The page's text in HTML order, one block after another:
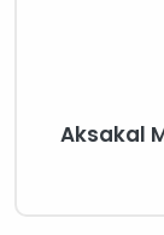
Aksakal